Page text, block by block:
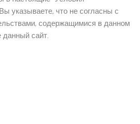
указываете, что не согласны с
содержащимися в данном
данный сайт.